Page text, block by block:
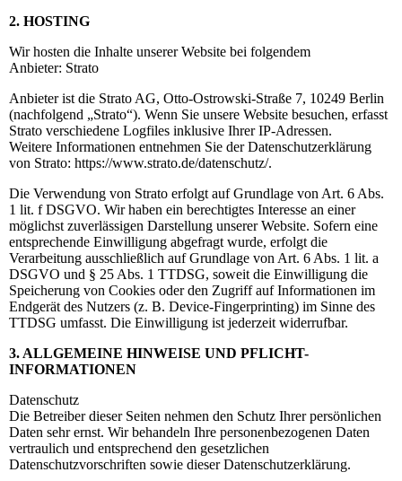
2. HOSTING
Wir hosten die Inhalte unserer Website bei folgendem
Anbieter: Strato
Anbieter ist die Strato AG, Otto-Ostrowski-Straße 7, 10249 Berlin
(nachfolgend „Strato“). Wenn Sie unsere Website besuchen, erfasst
Strato verschiedene Logfiles inklusive Ihrer IP-Adressen.
Weitere Informationen entnehmen Sie der Datenschutzerklärung
von Strato: https://www.strato.de/datenschutz/.
Die Verwendung von Strato erfolgt auf Grundlage von Art. 6 Abs.
1 lit. f DSGVO. Wir haben ein berechtigtes Interesse an einer
möglichst zuverlässigen Darstellung unserer Website. Sofern eine
entsprechende Einwilligung abgefragt wurde, erfolgt die
Verarbeitung ausschließlich auf Grundlage von Art. 6 Abs. 1 lit. a
DSGVO und § 25 Abs. 1 TTDSG, soweit die Einwilligung die
Speicherung von Cookies oder den Zugriff auf Informationen im
Endgerät des Nutzers (z. B. Device-Fingerprinting) im Sinne des
TTDSG umfasst. Die Einwilligung ist jederzeit widerrufbar.
3. ALLGEMEINE HINWEISE UND PFLICHT-
INFORMATIONEN
Datenschutz
Die Betreiber dieser Seiten nehmen den Schutz Ihrer persönlichen
Daten sehr ernst. Wir behandeln Ihre personenbezogenen Daten
vertraulich und entsprechend den gesetzlichen
Datenschutzvorschriften sowie dieser Datenschutzerklärung.